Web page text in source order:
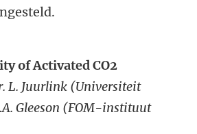
of Activated CO2
L. Juurlink (Universiteit
Gleeson (FOM-instituut